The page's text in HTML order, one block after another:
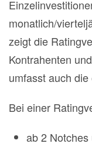
monatlich/
zeigt die
Kontrahenten
umfasst auch
Bei einer
ab 2